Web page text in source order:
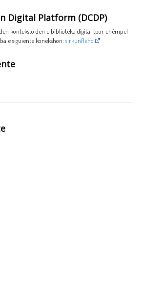
Digital Platform (DCDP)
konteksto den e biblioteka digital (por ehèmpel
e siguiente konekshon: sirkunfleho